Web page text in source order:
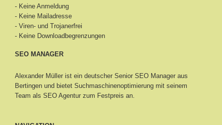
- Keine Anmeldung
- Keine Mailadresse
- Viren- und Trojanerfrei
- Keine Downloadbegrenzungen
SEO MANAGER
Alexander Müller ist ein deutscher Senior SEO Manager aus
Bertingen und bietet Suchmaschinenoptimierung mit seinem
Team als SEO Agentur zum Festpreis an.